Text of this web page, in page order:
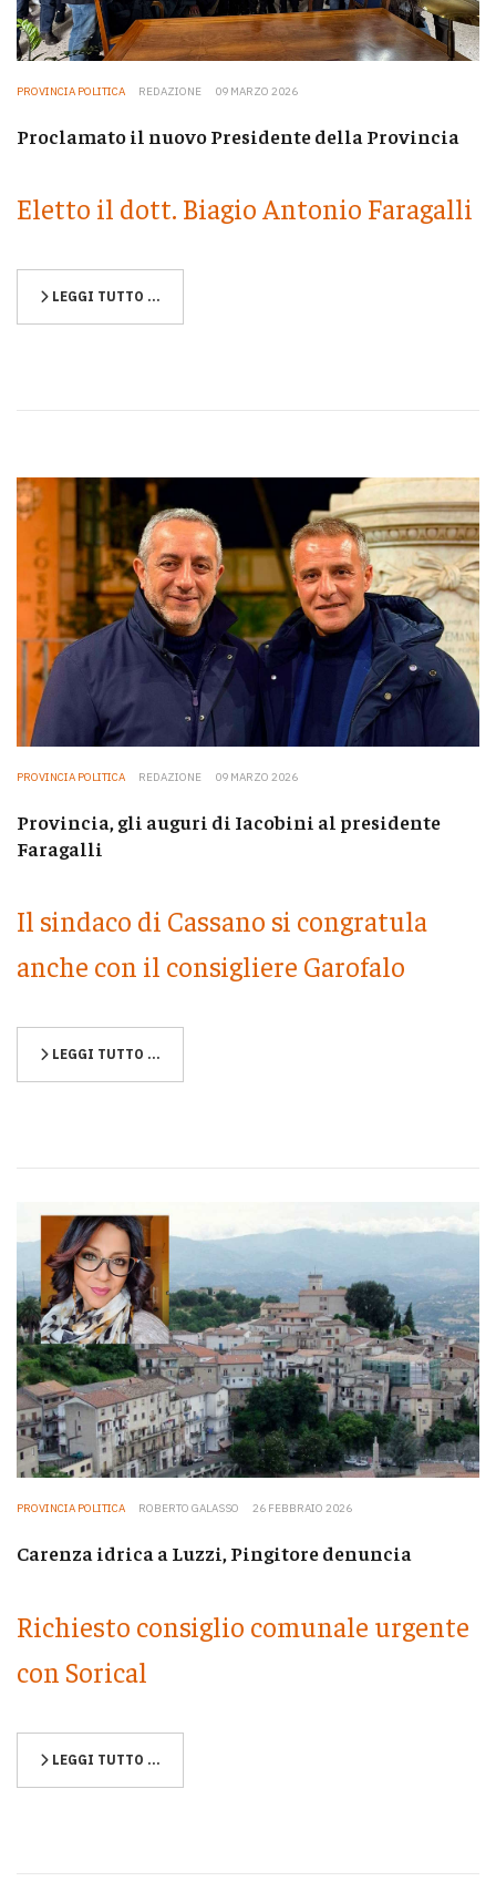
PROVINCIA POLITICA REDAZIONE 09 MARZO 2026
Proclamato il nuovo Presidente della Provincia
Eletto il dott. Biagio Antonio Faragalli
LEGGI TUTTO …
PROVINCIA POLITICA REDAZIONE 09 MARZO 2026
Provincia, gli auguri di Iacobini al presidente
Faragalli
Il sindaco di Cassano si congratula
anche con il consigliere Garofalo
LEGGI TUTTO …
PROVINCIA POLITICA ROBERTO GALASSO 26 FEBBRAIO 2026
Carenza idrica a Luzzi, Pingitore denuncia
Richiesto consiglio comunale urgente
con Sorical
LEGGI TUTTO …